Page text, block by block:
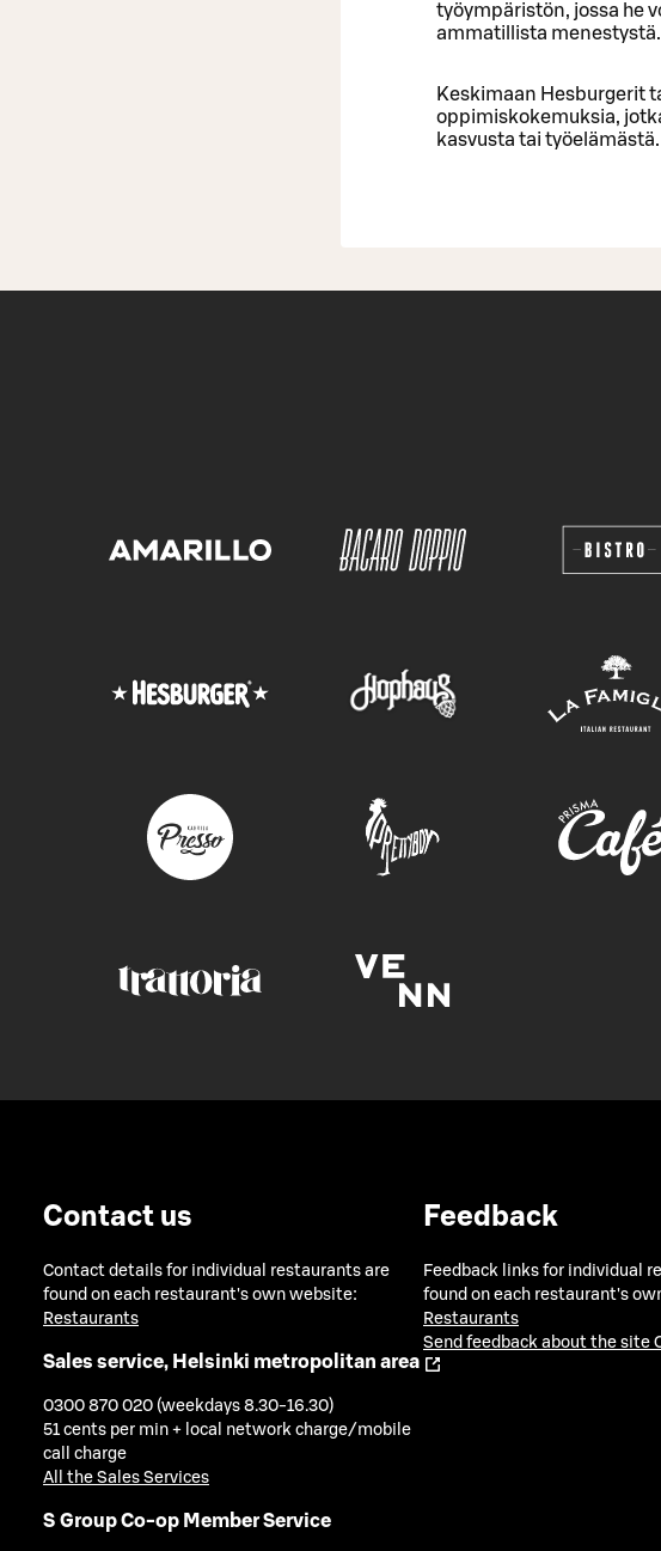
työympäristön, jossa he
ammatillista menestystä.
Keskimaan Hesburgerit
oppimiskokemuksia,
kasvusta tai työelämästä.
Contact us
Contact details for individual restaurants are
found on each restaurant's own website:
Restaurants
Sales service, Helsinki metropolitan area
0300 870 020 (weekdays 8.30-16.30)
51 cents per min + local network charge/mobile
call charge
All the Sales Services
S Group Co-op Member Service
Feedback
Feedback links for individual
found on each restaurant's
Restaurants
Send feedback about the site